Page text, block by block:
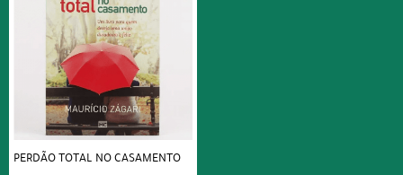
PERDÃO TOTAL NO CASAMENTO